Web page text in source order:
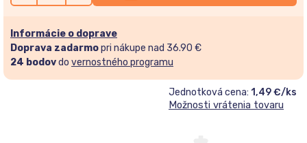
Informácie o doprave
Doprava zadarmopri nákupe nad 36.90 €
24 bodovdo vernostného programu
Jednotková cena: 1,49 €/ks
Možnosti vrátenia tovaru